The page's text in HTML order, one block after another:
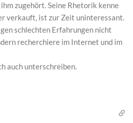
zugehört. Seine Rhetorik kenne
verkauft, ist zur Zeit uninteressant.
schlechten Erfahrungen nicht
recherchiere im Internet und im
auch unterschreiben.